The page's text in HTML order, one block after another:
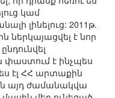
կամ
լինելուց: 2011թ.
ներկայացվել է նոր
փաստում է ինչպես
էլ ՀՀ արտաքին
այդ ժամանակվա